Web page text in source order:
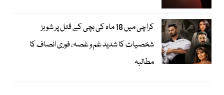
کراچی میں 18 ماہ کی بچی کے قتل پر شوبز
شخصیات کا شدید غم و غصہ، فوری انصاف کا
مطالبہ